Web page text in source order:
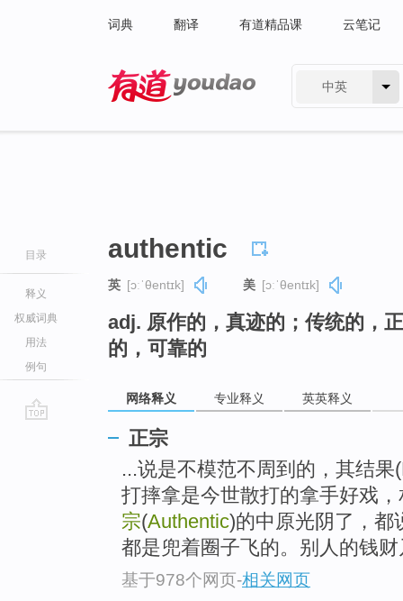
词典 翻译 有道精品课 云笔记
中英
目录
释义
权威词典
用法
例句
authentic
英 [ɔːˈθentɪk] 美 [ɔːˈθentɪk]
adj. 原作的，真迹的；传统的，
的，可靠的
网络释义 专业释义 英英释义
正宗
...说是不模范不周到的，其结
打摔拿是今世散打的拿手好戏
宗(Authentic)的中原光阴了，都
都是兜着圈子飞的。别人的钱
基于978个网页-相关网页